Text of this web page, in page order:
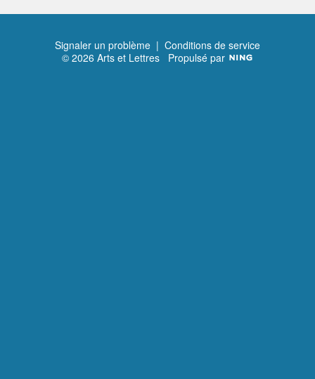
Signaler un problème | Conditions de service
© 2026 Arts et Lettres Propulsé par